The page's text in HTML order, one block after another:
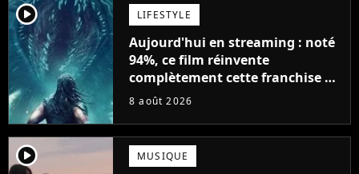
player2 LIFESTYLE
Aujourd'hui en streaming : noté
94%, ce film réinvente
complètement cette franchise de
science-fiction vieille de 40 ans
8 août 2026
player2 MUSIQUE